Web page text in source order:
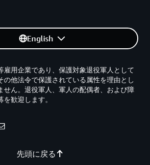
English
先頭に戻る
雇用企業であり、保護対象退役軍人として
の他法令で保護されている属性を理由とし
せん。退役軍人、軍人の配偶者、および障
歓迎します。